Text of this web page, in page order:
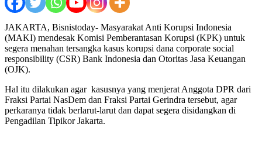
JAKARTA, Bisnistoday- Masyarakat Anti Korupsi Indonesia
(MAKI) mendesak Komisi Pemberantasan Korupsi (KPK) untuk
segera menahan tersangka kasus korupsi dana corporate social
responsibility (CSR) Bank Indonesia dan Otoritas Jasa Keuangan
(OJK).
Hal itu dilakukan agar kasusnya yang menjerat Anggota DPR dari
Fraksi Partai NasDem dan Fraksi Partai Gerindra tersebut, agar
perkaranya tidak berlarut-larut dan dapat segera disidangkan di
Pengadilan Tipikor Jakarta.